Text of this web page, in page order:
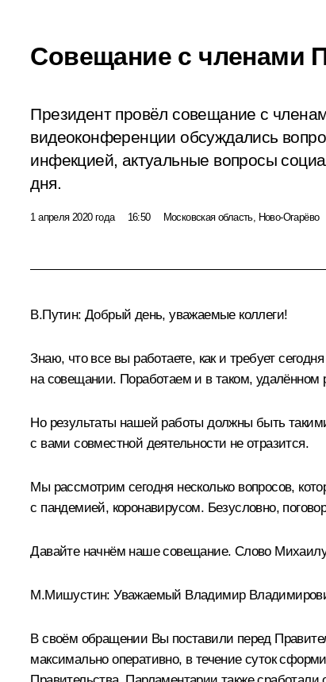
Совещание с членами
Президент провёл совещание с
видеоконференции обсуждались
инфекцией, актуальные вопросы
дня.
1 апреля 2020 года 16:50 Московская область, Ново-Огарёво
В.Путин: Добрый день, уважаемые коллеги!
Знаю, что все вы работаете, как и требует
на совещании. Поработаем и в таком, удалённом
Но результаты нашей работы должны быть
с вами совместной деятельности не отразится.
Мы рассмотрим сегодня несколько вопросов,
с пандемией, коронавирусом. Безусловно,
Давайте начнём наше совещание. Слово
М.Мишустин: Уважаемый Владимир
В своём обращении Вы поставили перед
максимально оперативно, в течение суток